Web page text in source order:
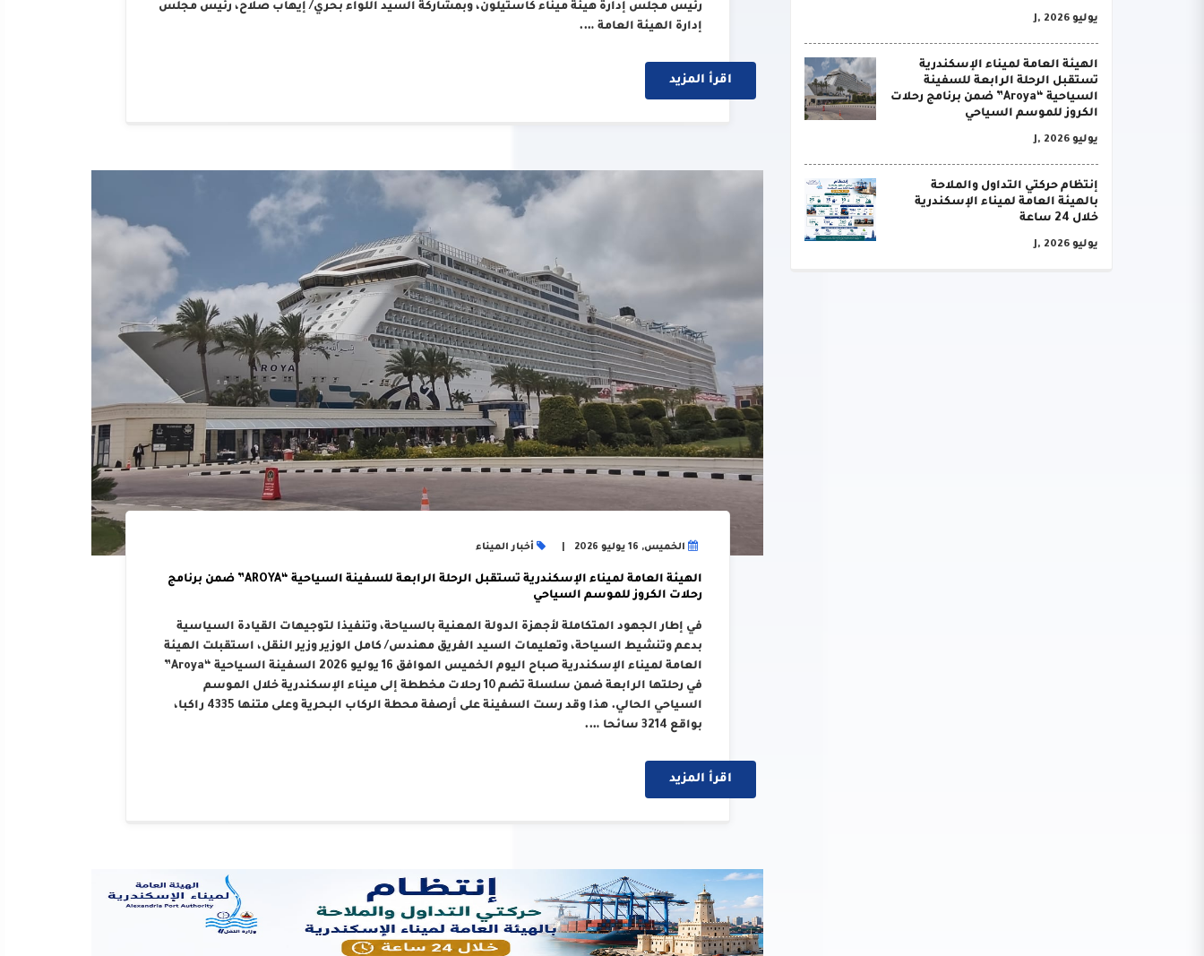
يوليو J, 2026
الهيئة العامة لميناء الإسكندرية
تستقبل الرحلة الرابعة للسفينة
السياحية “Aroya” ضمن برنامج رحلات
الكروز للموسم السياحي
يوليو J, 2026
إنتظام حركتي التداول والملاحة
بالهيئة العامة لميناء الإسكندرية
خلال 24 ساعة
يوليو J, 2026
رئيس مجلس إدارة هيئة ميناء كاستيلون، وبمشاركة السيد اللواء بحري/ إيهاب صلاح، رئيس مجلس
إدارة الهيئة العامة ….
اقرأ المزيد
الخميس, 16 يوليو 2026 أخبار الميناء
الهيئة العامة لميناء الإسكندرية تستقبل الرحلة الرابعة للسفينة السياحية “AROYA” ضمن برنامج
رحلات الكروز للموسم السياحي
في إطار الجهود المتكاملة لأجهزة الدولة المعنية بالسياحة، وتنفيذا لتوجيهات القيادة السياسية
بدعم وتنشيط السياحة، وتعليمات السيد الفريق مهندس/ كامل الوزير وزير النقل، استقبلت الهيئة
العامة لميناء الإسكندرية صباح اليوم الخميس الموافق 16 يوليو 2026 السفينة السياحية “Aroya”
في رحلتها الرابعة ضمن سلسلة تضم 10 رحلات مخططة إلى ميناء الإسكندرية خلال الموسم
السياحي الحالي. هذا وقد رست السفينة على أرصفة محطة الركاب البحرية وعلى متنها 4335 راكبا،
بواقع 3214 سائحا ….
اقرأ المزيد